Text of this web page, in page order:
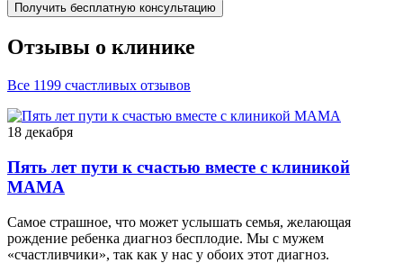
Получить бесплатную консультацию
Отзывы о клинике
Все 1199 счастливых отзывов
18 декабря
Пять лет пути к счастью вместе с клиникой
МАМА
Самое страшное, что может услышать семья, желающая
рождение ребенка диагноз бесплодие. Мы с мужем
«счастливчики», так как у нас у обоих этот диагноз.